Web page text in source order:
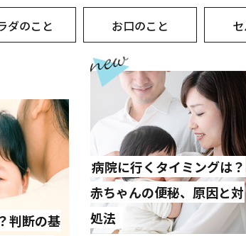
ダのこと お口のこと
判断の基
病院に行くタイミングは？
赤ちゃんの便秘、原因と対
処法